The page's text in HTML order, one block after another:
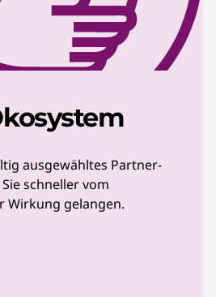
ausgewähltes Partner-
schneller vom
Wirkung gelangen.